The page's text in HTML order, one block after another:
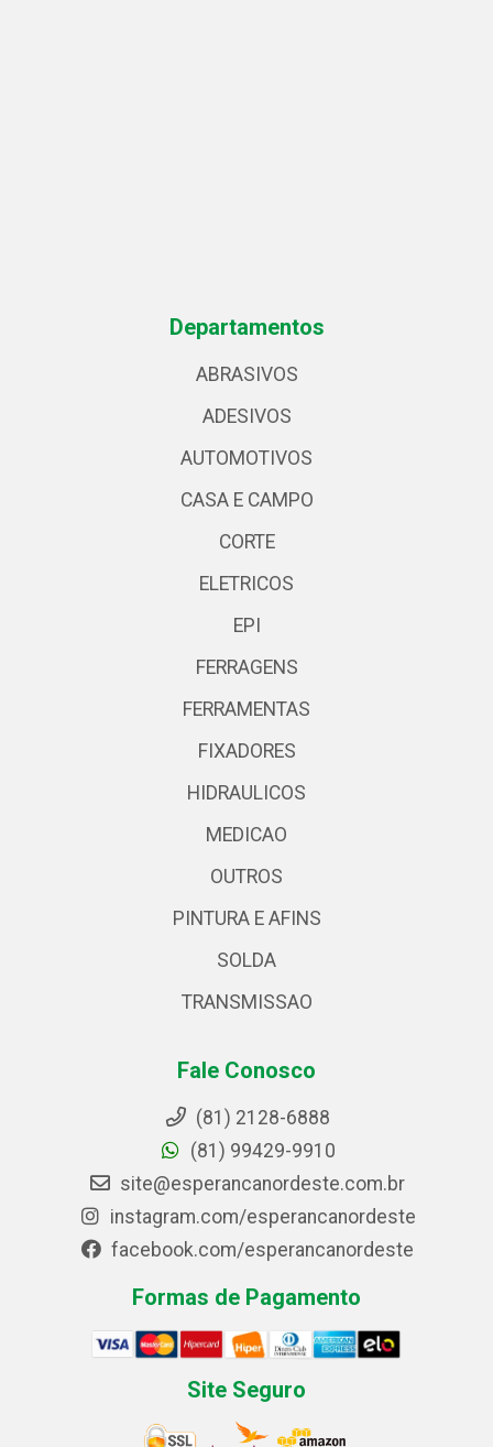
Departamentos
ABRASIVOS
ADESIVOS
AUTOMOTIVOS
CASA E CAMPO
CORTE
ELETRICOS
EPI
FERRAGENS
FERRAMENTAS
FIXADORES
HIDRAULICOS
MEDICAO
OUTROS
PINTURA E AFINS
SOLDA
TRANSMISSAO
Fale Conosco
(81) 2128-6888
(81) 99429-9910
site@esperancanordeste.com.br
instagram.com/esperancanordeste
facebook.com/esperancanordeste
Formas de Pagamento
Site Seguro